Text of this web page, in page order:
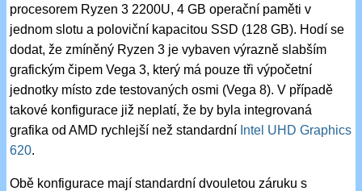
procesorem Ryzen 3 2200U, 4 GB operační paměti v
jednom slotu a poloviční kapacitou SSD (128 GB). Hodí se
dodat, že zmíněný Ryzen 3 je vybaven výrazně slabším
grafickým čipem Vega 3, který má pouze tři výpočetní
jednotky místo zde testovaných osmi (Vega 8). V případě
takové konfigurace již neplatí, že by byla integrovaná
grafika od AMD rychlejší než standardní Intel UHD Graphics
620.
Obě konfigurace mají standardní dvouletou záruku s